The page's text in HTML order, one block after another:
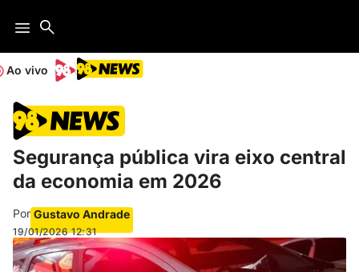
Ao vivo
Segurança pública vira eixo central
da economia em 2026
Por Gustavo Andrade
19/01/2026 12:31